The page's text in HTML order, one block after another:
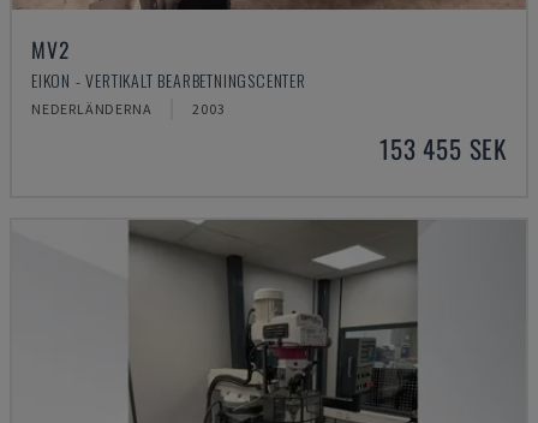
MV2
EIKON - VERTIKALT BEARBETNINGSCENTER
NEDERLÄNDERNA 2003
153 455 SEK